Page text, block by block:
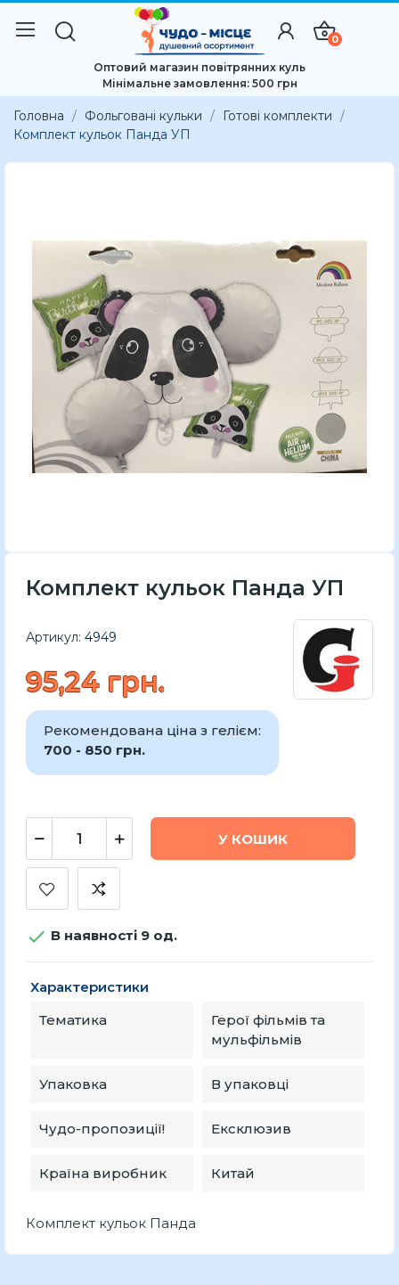
0
Оптовий магазин повітрянних куль
Мінімальне замовлення: 500 грн
Головна Фольговані кульки
Готові комплекти
Комплект кульок Панда УП
Комплект кульок Панда УП
Артикул: 4949
95,24 грн.
Рекомендована ціна з гелієм:
700 - 850 грн.
У КОШИК
 В наявності 9 од.
Характеристики
Тематика
Герої фільмів та
мульфільмів
Упаковка В упаковці
Чудо-пропозиції! Ексклюзив
Країна виробник Китай
Комплект кульок Панда